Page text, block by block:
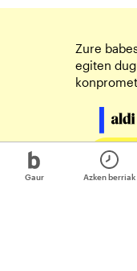
Gaur Azken berriak
Zure
egiten